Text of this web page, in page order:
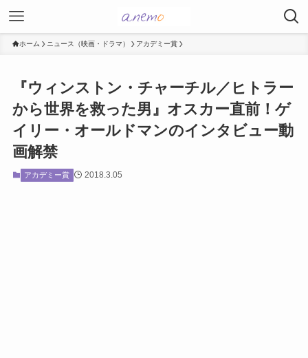
ホーム ニュース（映画・ドラマ） アカデミー賞
『ウィンストン・チャーチル／ヒトラー
から世界を救った男』オスカー直前！ゲ
イリー・オールドマンのインタビュー動
画解禁
アカデミー賞 2018.3.05